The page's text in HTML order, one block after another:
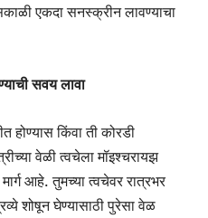
एकदा सनस्क्रीन लावण्याचा
सवय लावा
होण्यास किंवा ती कोरडी
वेळी त्वचेला मॉइश्चरायझ
आहे. तुमच्या त्वचेवर रात्रभर
शोषून घेण्यासाठी पुरेसा वेळ